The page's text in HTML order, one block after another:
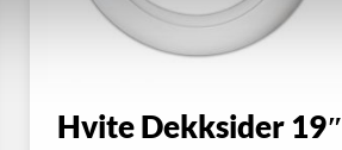
Hvite Dekksider 19″